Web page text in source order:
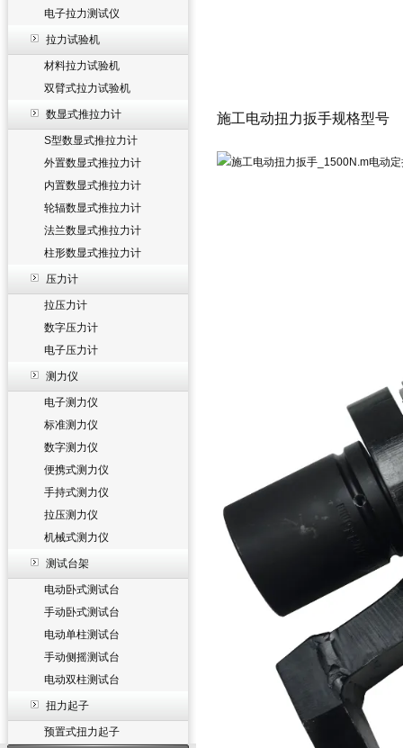
电子拉力测试仪
拉力试验机
材料拉力试验机
双臂式拉力试验机
数显式推拉力计
S型数显式推拉力计
外置数显式推拉力计
内置数显式推拉力计
轮辐数显式推拉力计
法兰数显式推拉力计
柱形数显式推拉力计
压力计
拉压力计
数字压力计
电子压力计
测力仪
电子测力仪
标准测力仪
数字测力仪
便携式测力仪
手持式测力仪
拉压测力仪
机械式测力仪
测试台架
电动卧式测试台
手动卧式测试台
电动单柱测试台
手动侧摇测试台
电动双柱测试台
扭力起子
预置式扭力起子
施工电动扭力扳手规格型号